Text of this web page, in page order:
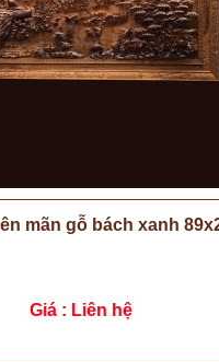
mãn gỗ bách xanh
Giá : Liên hệ